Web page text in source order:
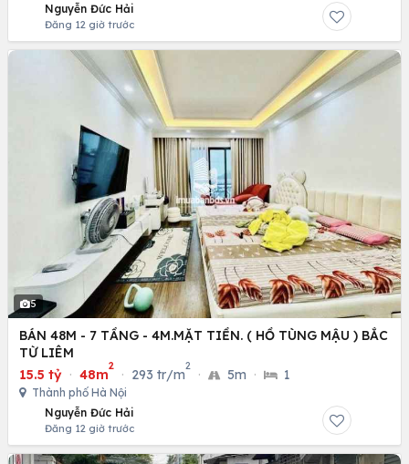
Nguyễn Đức Hải
Đăng 12 giờ trước
5
BÁN 48M - 7 TẦNG - 4M.MẶT TIỀN. ( HỒ TÙNG MẬU ) BẮC
TỪ LIÊM
15.5 tỷ · 48m
2
· 293 tr/m
2
· 5m · 1
Thành phố Hà Nội
Nguyễn Đức Hải
Đăng 12 giờ trước